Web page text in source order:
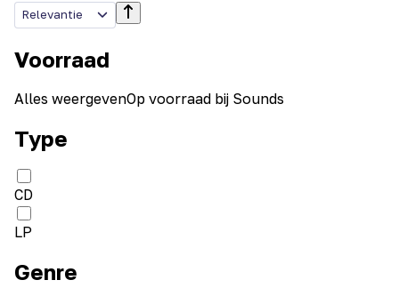
Relevantie
Voorraad
Alles weergevenOp voorraad bij Sounds
Type
CD
LP
Genre